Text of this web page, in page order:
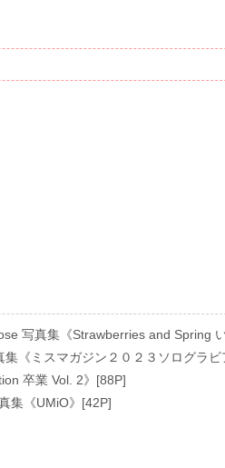
写真集《Strawberries and Spring い
《ミスマガジン２０２３ソログラビ
卒業 Vol. 2》[88P]
集《UMiO》[42P]